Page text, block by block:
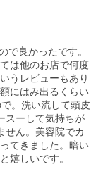
で良かったです。
は他のお店で何度
うレビューもあり
にはみ出るくらい
。洗い流して頭皮
スーして気持ちが
せん。美容院でカ
てきました。暗い
嬉しいです。